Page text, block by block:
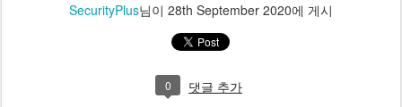
SecurityPlus님이 28th September 2020에 게시
0 댓글 추가